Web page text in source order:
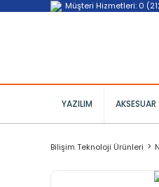
Müşteri Hizmetleri: 0
YAZILIM AKSESUAR
Bilişim Teknoloji Ürünleri